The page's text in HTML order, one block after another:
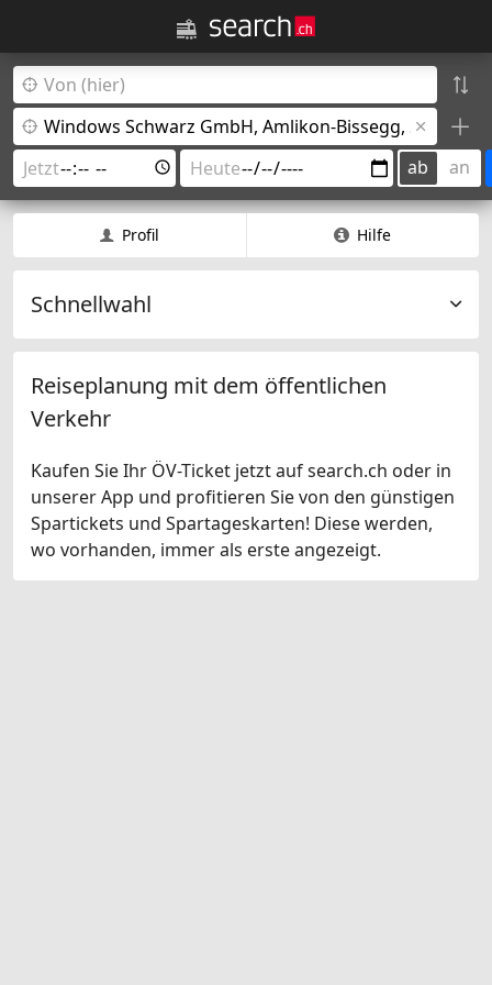
ab an
Profil Hilfe
Schnellwahl
Reiseplanung mit dem öffentlichen
Verkehr
Kaufen Sie Ihr ÖV-Ticket jetzt auf search.ch oder in
unserer App und profitieren Sie von den günstigen
Spartickets und Spartageskarten! Diese werden,
wo vorhanden, immer als erste angezeigt.